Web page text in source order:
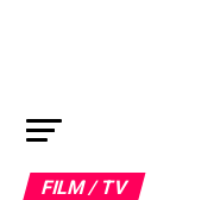
FILM / TV